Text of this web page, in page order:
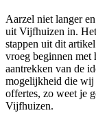
Aarzel niet langer
uit Vijfhuizen in.
stappen uit dit
vroeg beginnen met
aantrekken van de
mogelijkheid die wij
offertes, zo weet je
Vijfhuizen.